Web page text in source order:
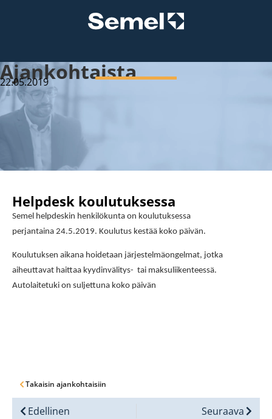
Ajankohtaista
22.05.2019
Helpdesk koulutuksessa
Semel helpdeskin henkilökunta on koulutuksessa
perjantaina 24.5.2019. Koulutus kestää koko päivän.
Koulutuksen aikana hoidetaan järjestelmäongelmat, jotka
aiheuttavat haittaa kyydinvälitys- tai maksuliikenteessä.
Autolaitetuki on suljettuna koko päivän
Takaisin ajankohtaisiin
Edellinen Seuraava